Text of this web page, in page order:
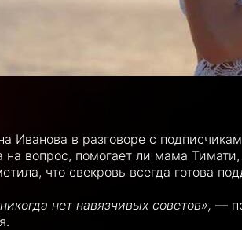
Иванова в разговоре с
на вопрос, помогает ли мама
что свекровь всегда готова
нет навязчивых советов», —